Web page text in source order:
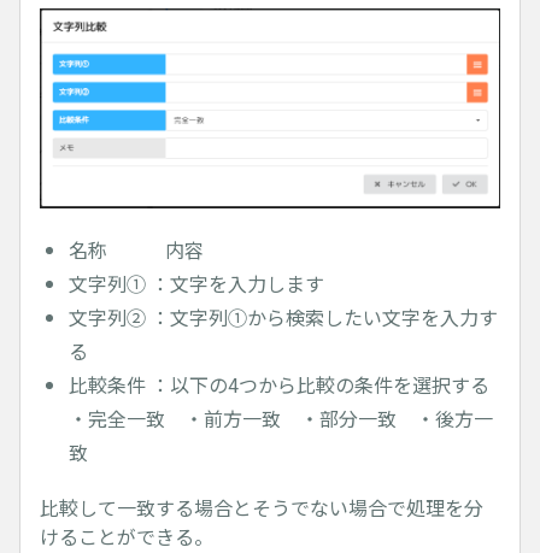
名称 内容
文字列① ：文字を入力します
文字列② ：文字列①から検索したい文字を入力す
る
比較条件 ：以下の4つから比較の条件を選択する
・完全一致 ・前方一致 ・部分一致 ・後方一
致
比較して一致する場合とそうでない場合で処理を分
けることができる。